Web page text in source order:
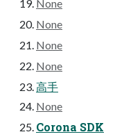
None
None
None
None
高手
None
Corona SDK